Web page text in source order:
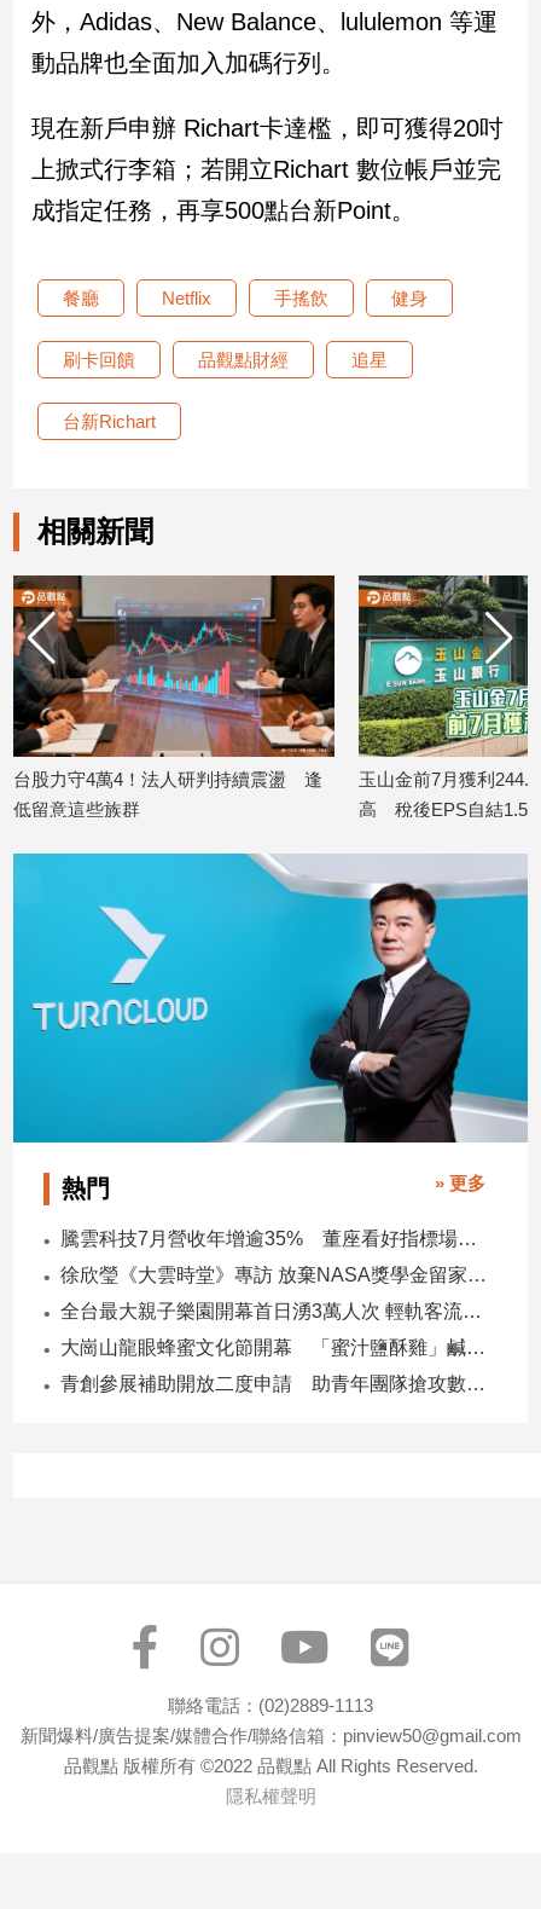
行/
時
尚
追
星
建
築/
計
美
星
座/
命
理
消
費
健
康/
親
文
創
推
科
戲
運
作
外，Adidas、New Balance、lululemon 等運
動品牌也全面加入加碼行列。
現在新戶申辦 Richart卡達檻，即可獲得20吋
上掀式行李箱；若開立Richart 數位帳戶並完
成指定任務，再享500點台新Point。
餐廳 Netflix 手搖飲 健身
刷卡回饋 品觀點財經 追星
台新Richart
相關新聞
續震盪 逢
玉山金前7月獲利244.4億！創同期新
高 稅後EPS自結1.51元
日勝生
案」開
熱門 » 更多
騰雲科技7月營收年增逾35% 董座看好指標場域複製動能
徐欣瑩《大雲時堂》專訪 放棄NASA獎學金留家鄉 主張雙AI治縣讓城市更科技更有愛
全台最大親子樂園開幕首日湧3萬人次 輕軌客流增20倍
大崗山龍眼蜂蜜文化節開幕 「蜜汁鹽酥雞」鹹甜跨界搶話題
青創參展補助開放二度申請 助青年團隊搶攻數位轉型商機
聯絡電話：(02)2889-1113
新聞爆料/廣告提案/媒體合作/聯絡信箱：pinview50@gmail.com
品觀點 版權所有 ©2022 品觀點 All Rights Reserved.
隱私權聲明